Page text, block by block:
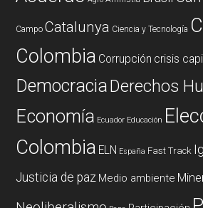
Campo Catalunya Ciencia y Tecnología
Colombia Corrupción crisis
DemocraciaDerechos
Economía Ecuador Educación
Colombia ELN España Fast Track
Justicia de paz Medio ambiente